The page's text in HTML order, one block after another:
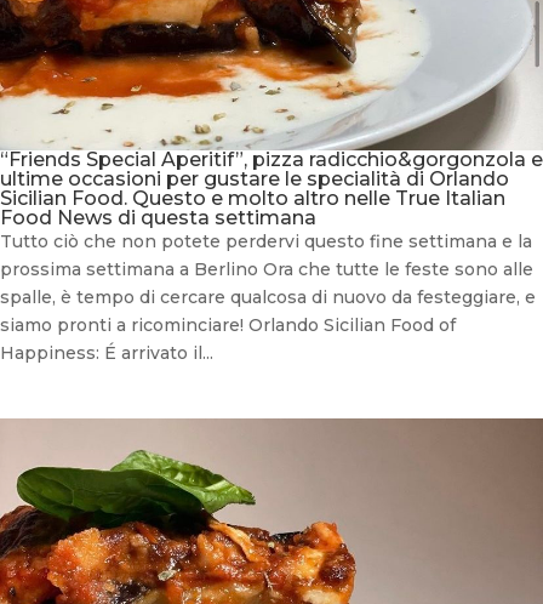
“Friends Special Aperitif”, pizza radicchio&gorgonzola e
ultime occasioni per gustare le specialità di Orlando
Sicilian Food. Questo e molto altro nelle True Italian
Food News di questa settimana
Tutto ciò che non potete perdervi questo fine settimana e la
prossima settimana a Berlino Ora che tutte le feste sono alle
spalle, è tempo di cercare qualcosa di nuovo da festeggiare, e
siamo pronti a ricominciare! Orlando Sicilian Food of
Happiness: É arrivato il...